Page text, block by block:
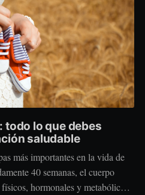
todo lo que debes
saludable
más importantes en la vida de
40 semanas, el cuerpo
hormonales y metabólicos